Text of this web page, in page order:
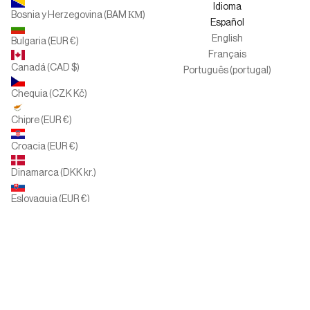
Canal del informante
Bosnia y Herzegovina (BAM КМ)
Bulgaria (EUR €)
Canadá (CAD $)
Chequia (CZK Kč)
Chipre (EUR €)
Croacia (EUR €)
Dinamarca (DKK kr.)
Eslovaquia (EUR €)
Idioma
Español
English
Français
Português (portugal)